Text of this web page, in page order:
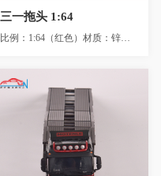
三一拖头 1:64
比例：1:64（红色）材质：锌合金+ABS+PVC +GP（650G）尺寸：11X4X6cm包装：发...
三一拖头 1:64